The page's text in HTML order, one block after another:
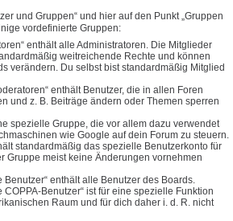
und Gruppen“ und hier auf den Punkt „Gruppen
vordefinierte Gruppen:
enthält alle Administratoren. Die Mitglieder
weitreichende Rechte und können
verändern. Du selbst bist standardmäßig Mitglied
enthält Benutzer, die in allen Foren
und z. B. Beiträge ändern oder Themen sperren
spezielle Gruppe, die vor allem dazu verwendet
wie Google auf dein Forum zu steuern.
standardmäßig das spezielle Benutzerkonto für
Gruppe meist keine Änderungen vornehmen
Benutzer“ enthält alle Benutzer des Boards.
COPPA-Benutzer“ ist für eine spezielle Funktion
Raum und für dich daher i. d. R. nicht